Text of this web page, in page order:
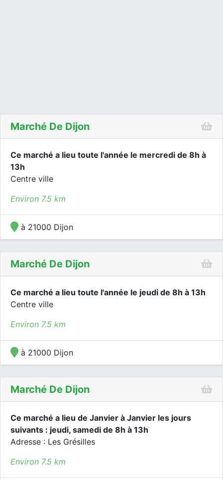
Marché De Dijon
Ce marché a lieu toute l'année le mercredi de 8h à
13h
Centre ville
Environ 7.5 km
à 21000 Dijon
Marché De Dijon
Ce marché a lieu toute l'année le jeudi de 8h à 13h
Centre ville
Environ 7.5 km
à 21000 Dijon
Marché De Dijon
Ce marché a lieu de Janvier à Janvier les jours
suivants : jeudi, samedi de 8h à 13h
Adresse : Les Grésilles
Environ 7.5 km